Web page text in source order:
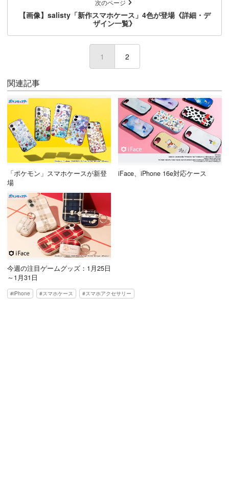
次のページ
【画像】salisty「新作スマホケース」4色が登場《詳細・デ
ザイン一覧》
1 2
関連記事
「ポケモン」スマホケースが新登
場
iFace、iPhone 16e対応ケース
今週の注目ゲームグッズ：1月25日
～1月31日
iPhone スマホケース スマホアクセサリー